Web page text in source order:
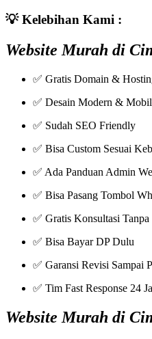
💡Kelebihan Kami :
Website Murah di
✅ Gratis Domain &
✅ Desain Modern &
✅ Sudah SEO Friendly
✅ Bisa Custom Sesuai
✅ Ada Panduan Admin
✅ Bisa Pasang Tombol
✅ Gratis Konsultasi Tanpa
✅ Bisa Bayar DP Dulu
✅ Garansi Revisi Sampai
✅ Tim Fast Response 24
Website Murah di